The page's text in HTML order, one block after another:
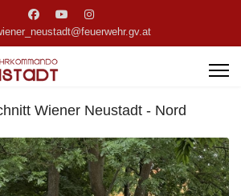
Wiener Neustadt - Nord